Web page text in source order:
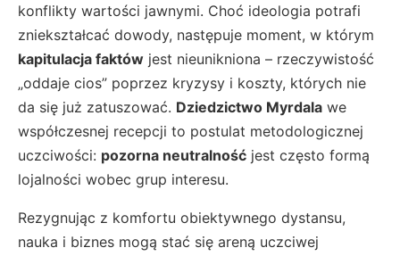
konflikty wartości jawnymi. Choć ideologia potrafi
zniekształcać dowody, następuje moment, w którym
kapitulacja faktów jest nieunikniona – rzeczywistość
„oddaje cios” poprzez kryzysy i koszty, których nie
da się już zatuszować. Dziedzictwo Myrdala we
współczesnej recepcji to postulat metodologicznej
uczciwości: pozorna neutralność jest często formą
lojalności wobec grup interesu.
Rezygnując z komfortu obiektywnego dystansu,
nauka i biznes mogą stać się areną uczciwej